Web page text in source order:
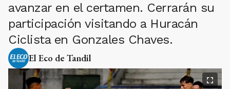
avanzar en el certamen. Cerrarán su
participación visitando a Huracán
Ciclista en Gonzales Chaves.
El Eco de Tandil